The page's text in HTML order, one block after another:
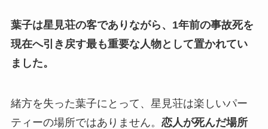
葉子は星見荘の客でありながら、1年前の事故死を
現在へ引き戻す最も重要な人物として置かれてい
ました。
緒方を失った葉子にとって、星見荘は楽しいパー
ティーの場所ではありません。 恋人が死んだ場所